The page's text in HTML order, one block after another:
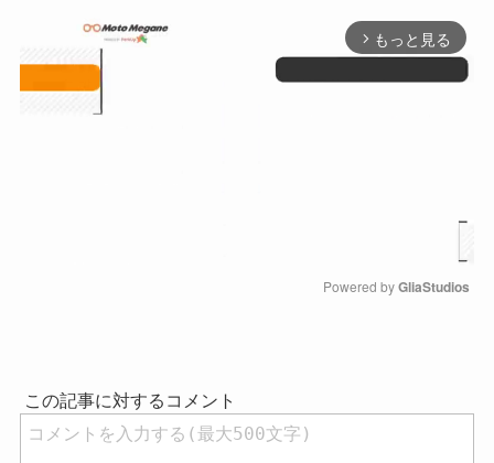
arrow_forward_ios もっと見る
Powered by GliaStudios